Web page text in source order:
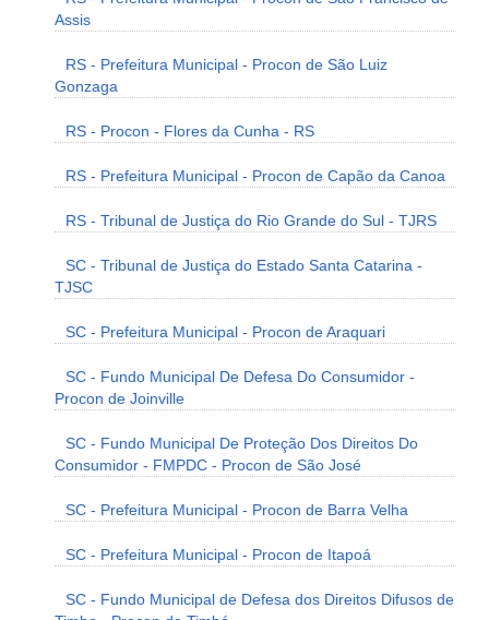
Assis
RS - Prefeitura Municipal - Procon de São Luiz
Gonzaga
RS - Procon - Flores da Cunha - RS
RS - Prefeitura Municipal - Procon de Capão da Canoa
RS - Tribunal de Justiça do Rio Grande do Sul - TJRS
SC - Tribunal de Justiça do Estado Santa Catarina -
TJSC
SC - Prefeitura Municipal - Procon de Araquari
SC - Fundo Municipal De Defesa Do Consumidor -
Procon de Joinville
SC - Fundo Municipal De Proteção Dos Direitos Do
Consumidor - FMPDC - Procon de São José
SC - Prefeitura Municipal - Procon de Barra Velha
SC - Prefeitura Municipal - Procon de Itapoá
SC - Fundo Municipal de Defesa dos Direitos Difusos de